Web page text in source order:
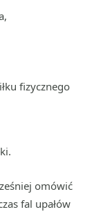
fizycznego
omówić
fal upałów